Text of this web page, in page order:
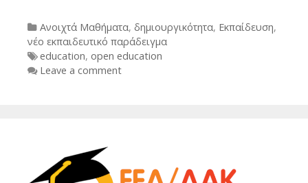
Categories
Ανοιχτά Μαθήματα, δημιουργικότητα, Εκπαίδευση,
νέο εκπαιδευτικό παράδειγμα
Tags
education, open education
Leave a comment